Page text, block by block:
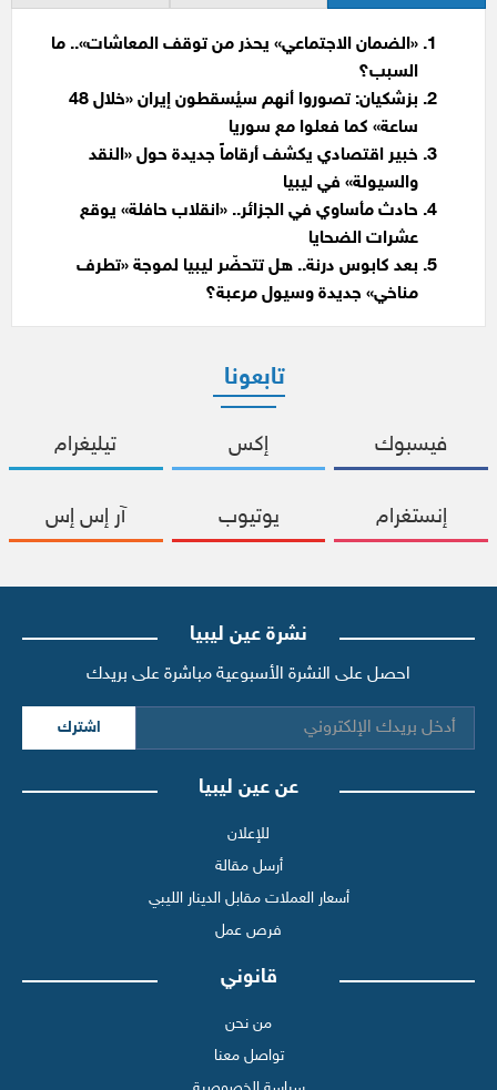
«الضمان الاجتماعي» يحذر من توقف المعاشات».. ما
السبب؟
بزشكيان: تصوروا أنهم سيُسقطون إيران «خلال 48
ساعة» كما فعلوا مع سوريا
خبير اقتصادي يكشف أرقاماً جديدة حول «النقد
والسيولة» في ليبيا
حادث مأساوي في الجزائر.. «انقلاب حافلة» يوقع
عشرات الضحايا
بعد كابوس درنة.. هل تتحضّر ليبيا لموجة «تطرف
مناخي» جديدة وسيول مرعبة؟
تابعونا
فيسبوك إكس تيليغرام
إنستغرام يوتيوب آر إس إس
نشرة عين ليبيا
احصل على النشرة الأسبوعية مباشرة على بريدك
اشترك
عن عين ليبيا
للإعلان
أرسل مقالة
أسعار العملات مقابل الدينار الليبي
فرص عمل
قانوني
من نحن
تواصل معنا